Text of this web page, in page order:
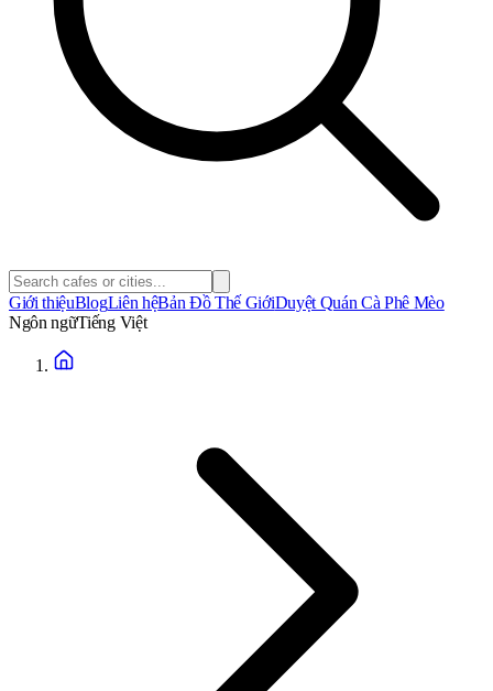
Giới thiệuBlogLiên hệBản Đồ Thế GiớiDuyệt Quán Cà Phê Mèo
Ngôn ngữTiếng Việt